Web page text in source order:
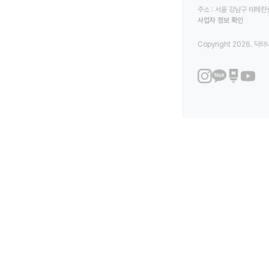
주소 : 서울 강남구 테헤
사업자 정보 확인
Copyright 2026. 닥터